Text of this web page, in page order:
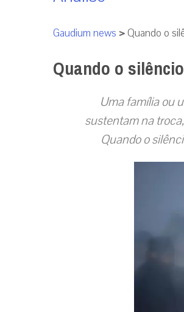
Gaudium news >Quando o
Quando o
Uma família ou
sustentam na
Quando o